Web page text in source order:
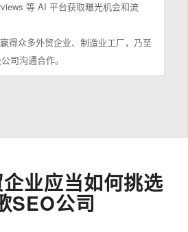
等 AI 平台获取曝光机会和流
得众多外贸企业、制造业工厂，乃至
司沟通合作。
业应当如何挑选
SEO公司